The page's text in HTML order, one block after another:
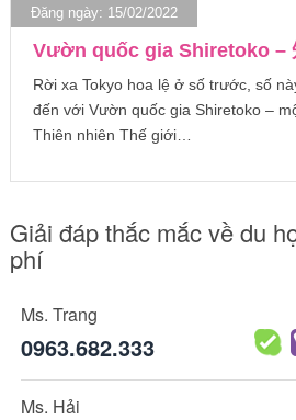
Đăng ngày: 15/02/2022
Vườn quốc gia Shiretoko –
Rời xa Tokyo hoa lệ ở số trước, số
đến với Vườn quốc gia Shiretoko –
Thiên nhiên Thế giới…
Giải đáp thắc mắc về du
phí
Ms. Trang
0963.682.333
Ms. Hải